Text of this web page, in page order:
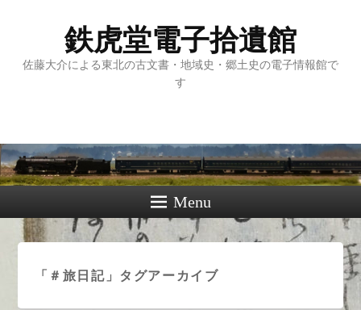
鉄虎堂電子拾遺館
佐藤大介による東北の古文書・地域史・郷土史の電子情報館で
す
Menu
「 ＃旅日記 」タグアーカイブ